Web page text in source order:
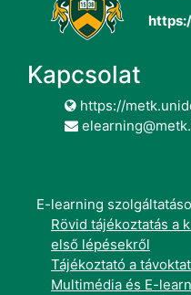
Kapcsolat
https://
E-learning
Rövid tájékoztatás a
első lépésekről
Tájékoztató a
Multimédia és E-